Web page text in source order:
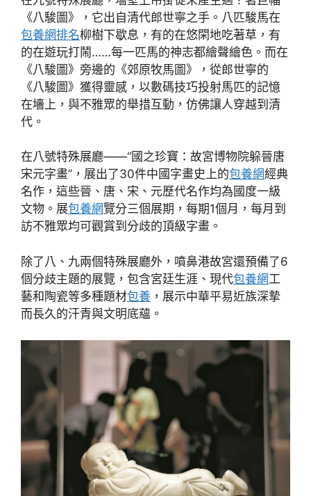
《八駿圖》，它出自清代郎世寧之手。八匹駿馬在
包養網排名柳樹下歇息，有的在悠閑地吃著草，有
的在遊玩打鬧……每一匹馬的神志都繪聲繪色。而在
《八駿圖》旁邊的《郊原牧馬圖》，從郎世寧的
《八駿圖》獲得靈感，以數碼技巧投射馬匹的記憶
在墻上，與不雅眾的舉措互動，仿佛讓人穿越到清
代。
在八號特殊展廳——“國之珍寶：故宮博物院躲晉唐
宋元字畫”，展出了30件中國字畫史上的包養網經典
名作，這些晉、唐、宋、元歷代名作均為國度一級
文物。展包養網覽分三個展期，每期1個月，每月到
訪不雅眾均可觀賞到分歧的頂級字畫。
除了八、九兩個特殊展廳外，噴鼻港故宮還預備了6
個分歧主題的展覽，包含宮廷生涯、現代包養網工
藝和陶瓷等多種題材包養 ，展示中華平易近族深摯
而長久的汗青與文明底蘊。